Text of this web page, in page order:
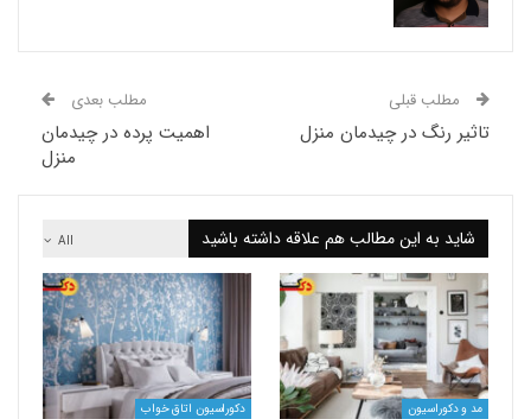
قبلی
رنگ در چیدمان منزل
مطلب بعدی
اهمیت پرده در چیدمان
به این مطالب هم علاقه داشته باشید
دکوراسیون اتاق خواب